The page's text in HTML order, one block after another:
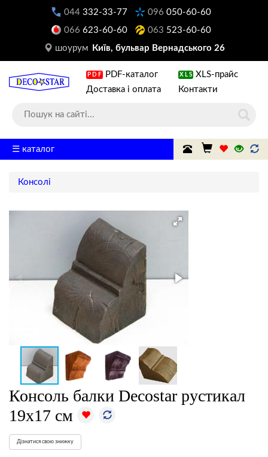
044 332-33-77 096 050-60-60
066 623-60-60 063 523-60-60
шоурум
Київ, бульвар Вернадського 26
PDF PDF-каталог XLS XLS-прайс
Доставка і оплата
Контакти
☰ каталог
Консолі
Консоль балки Decostar рустикал
19х17 см
Дізнатися свою знижку